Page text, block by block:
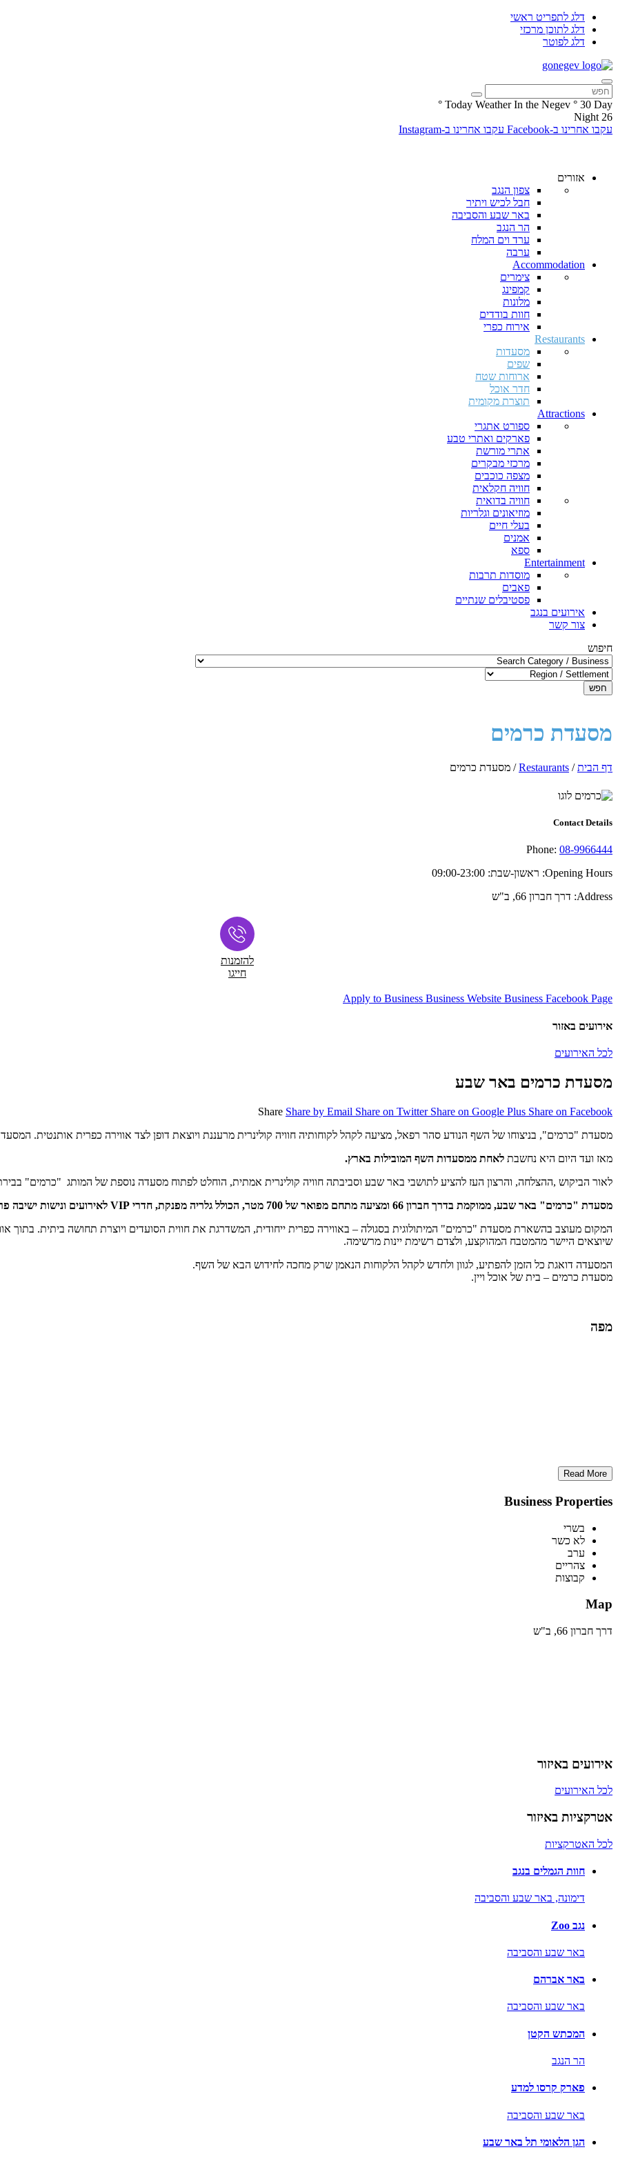
דלג לתפריט ראשי
דלג לתוכן מרכזי
דלג לפוטר
Today Weather In the Negev ° 30 Day
°
26
Night
עקבו אחרינו ב-Facebook
עקבו אחרינו ב-Instagram
אזורים
צפון הנגב
חבל לכיש ויתיר
באר שבע והסביבה
הר הנגב
ערד וים המלח
ערבה
Accommodation
צימרים
קמפינג
מלונות
חוות בודדים
אירוח כפרי
Restaurants
מסעדות
שפים
ארוחות שטח
חדר אוכל
תוצרת מקומית
Attractions
ספורט אתגרי
פארקים ואתרי טבע
אתרי מורשת
מרכזי מבקרים
מצפה כוכבים
חוויה חקלאית
חוויה בדואית
מוזיאונים וגלריות
בעלי חיים
אמנים
ספא
Entertainment
מוסדות תרבות
פאבים
פסטיבלים שנתיים
אירועים בנגב
צור קשר
חיפוש
חפש
מסעדת כרמים
דף הבית/
Restaurants
/ מסעדת כרמים
Contact Details
Phone: 08-9966444
Opening Hours: ראשון-שבת: 09:00-23:00
Address: דרך חברון 66, ב"ש
להזמנות
חייגו
Apply to Business Business Website Business Facebook Page
אירועים באזור
לכל האירועים
מסעדת כרמים באר שבע
Share Share by Email Share on Twitter Share on Google Plus Share on Facebook
מסעדת "כרמים", בניצוחו של השף הנודע סהר רפאל, מציעה לקהל לקוחותיה חוויה קולינרית מרעננת ויוצאת דופן לצד אווירה כפרית אותנטית. המסעדה, הוקמה לפני 12
מאז ועד היום היא נחשבת לאחת ממסעדות השף המובילות בארץ.
לאור הביקוש ,ההצלחה, והרצון העז להציע לתושבי באר שבע וסביבתה חוויה קולינרית אמתית, הוחלט לפתוח מסעדה נוספת של המותג "כרמים"
מסעדת "כרמים" באר שבע, ממוקמת בדרך חברון 66 ומציעה מתחם מפואר של 700 מטר, הכולל גלריה מפנקת, חדרי VIP לאירועים ונישות ישיבה פרטיות.
המקום מעוצב בהשארת מסעדת "כרמים" המיתולוגית בסגולה – באווירה כפרית ייחודית, המשדרגת את חווית הסועדים ויוצרת תחושה ביתית. בתוך
שיוצאים היישר מהמטבח המהוקצע, ולצדם רשימת יינות מרשימה.
המסעדה דואגת כל הזמן להפתיע, לגוון ולחדש לקהל הלקוחות הנאמן שרק מחכה לחידוש הבא של השף.
מסעדת כרמים – בית של אוכל ויין.
מפה
Read More
Business Properties
בשרי
לא כשר
ערב
צהריים
קבוצות
Map
דרך חברון 66, ב"ש
אירועים באיזור
לכל האירועים
אטרקציות באיזור
לכל האטרקציות
חוות הגמלים בנגב
דימונה, באר שבע והסביבה
נגב Zoo
באר שבע והסביבה
באר אברהם
באר שבע והסביבה
המכתש הקטן
הר הנגב
פארק קרסו למדע
באר שבע והסביבה
הגן הלאומי תל באר שבע